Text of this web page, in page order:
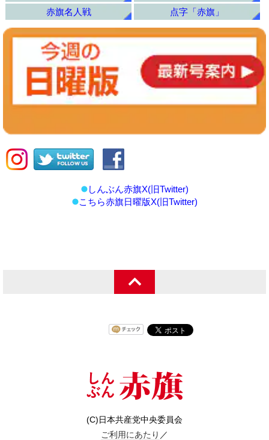
赤旗名人戦
点字「赤旗」
しんぶん赤旗X(旧Twitter)
こちら赤旗日曜版X(旧Twitter)
(C)日本共産党中央委員会
ご利用にあたり ／